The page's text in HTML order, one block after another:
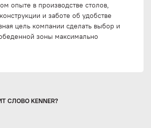
опыте в производстве столов,
и заботе об удобстве
цель компании сделать выбор и
зоны максимально
СЛОВО KENNER?